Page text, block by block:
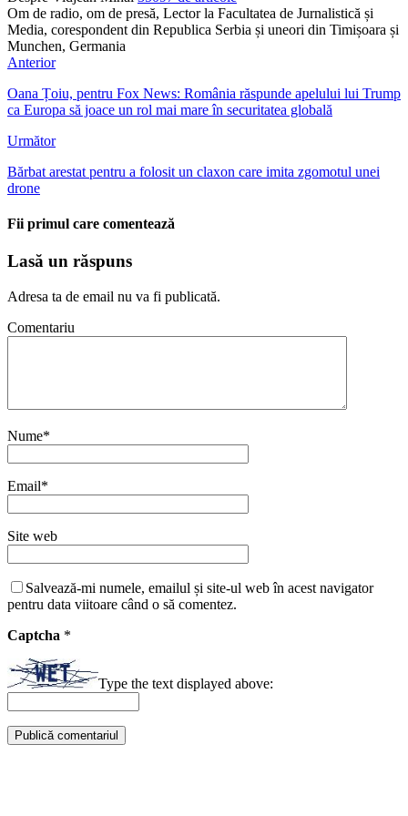
Om de radio, om de presă, Lector la Facultatea de Jurnalistică și
Media, corespondent din Republica Serbia și uneori din Timișoara și
Munchen, Germania
Anterior
Oana Țoiu, pentru Fox News: România răspunde apelului lui Trump
ca Europa să joace un rol mai mare în securitatea globală
Următor
Bărbat arestat pentru a folosit un claxon care imita zgomotul unei
drone
Fii primul care comentează
Lasă un răspuns
Adresa ta de email nu va fi publicată.
Comentariu
Nume*
Email*
Site web
Salvează-mi numele, emailul și site-ul web în acest navigator
pentru data viitoare când o să comentez.
Captcha *
Type the text displayed above: